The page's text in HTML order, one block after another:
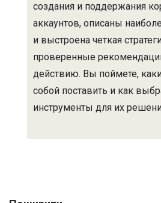
создания и поддержания
аккаунтов, описаны
и выстроена четкая
проверенные
действию. Вы поймете,
собой поставить и как
инструменты для их